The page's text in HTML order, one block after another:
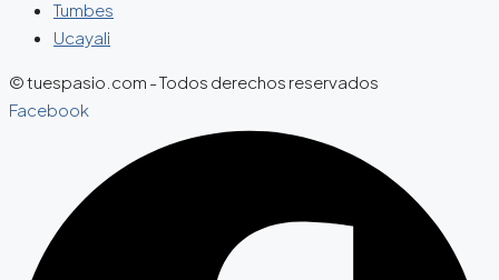
Tumbes
Ucayali
© tuespasio.com - Todos derechos reservados
Facebook